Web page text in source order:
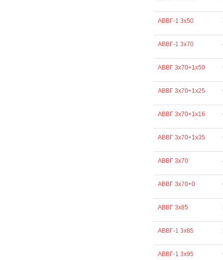
АВВГ-1 3х50
АВВГ-1 3х70
АВВГ 3х70+1х50
АВВГ 3х70+1х25
АВВГ 3х70+1х16
АВВГ 3х70+1х35
АВВГ 3х70
АВВГ 3х70+0
АВВГ 3х85
АВВГ-1 3х85
АВВГ-1 3х95